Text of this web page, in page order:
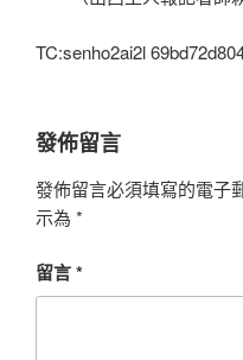
TC:senho2ai2l
發佈留言
發佈留言必須填寫的電子
示為 *
留言*